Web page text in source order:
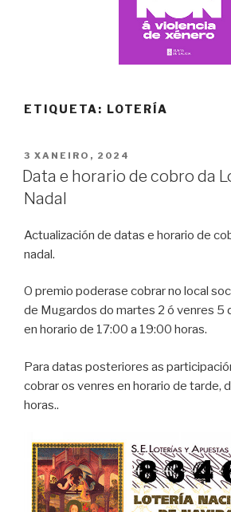
ETIQUETA: LOTERÍA
POSTED
ON
3 XANEIRO, 2024
Data e horario de cobro da
Nadal
Actualización de datas e horario de
nadal.
O premio poderase cobrar no local
de Mugardos do martes 2 ó venres 5
en horario de 17:00 a 19:00 horas.
Para datas posteriores as
cobrar os venres en horario de tarde,
horas..